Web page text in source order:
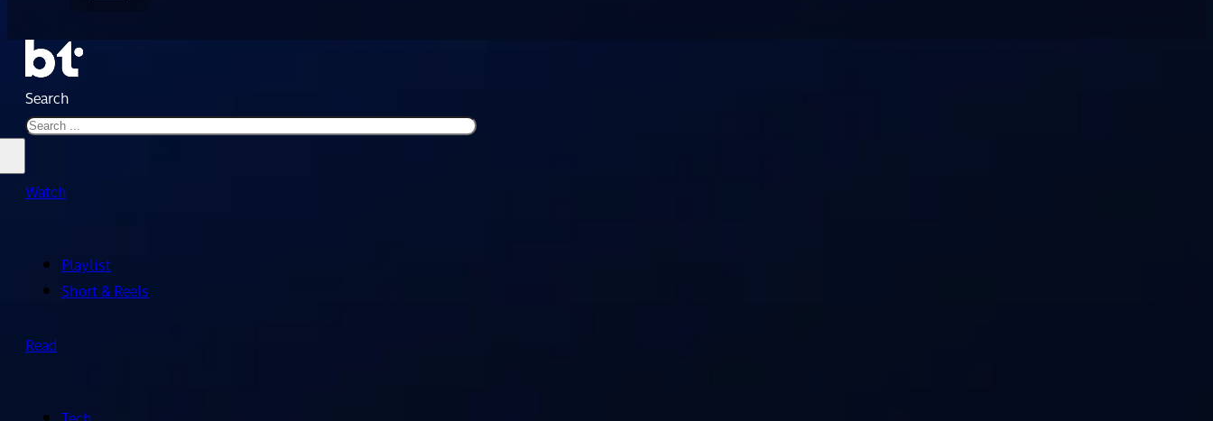
Search
Watch
Playlist
Short & Reels
Read